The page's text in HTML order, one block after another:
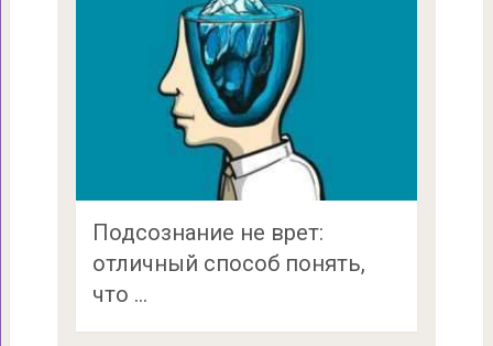
Подсознание не врет:
отличный способ понять,
что …